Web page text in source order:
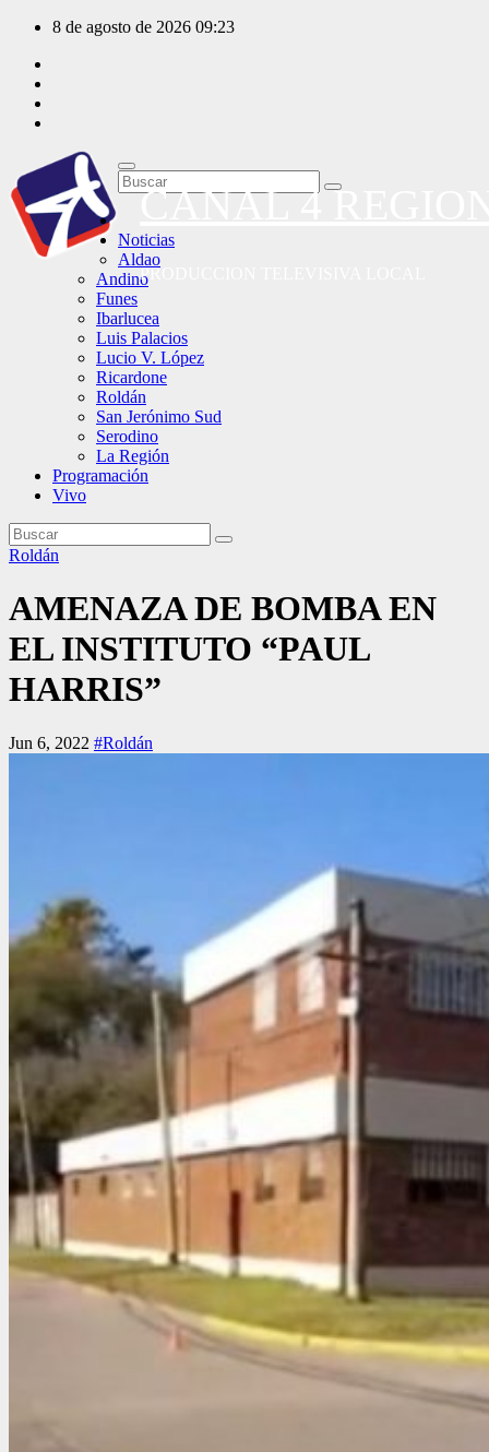
Saltar
contenido
8 de agosto de 2026 09:23
CANAL 4
PRODUCCION TELEVISIVA LOCAL
Noticias
Aldao
Andino
Funes
Ibarlucea
Luis Palacios
Lucio V. López
Ricardone
Roldán
San Jerónimo Sud
Serodino
La Región
Programación
Vivo
Roldán
AMENAZA DE BOMBA EN
EL INSTITUTO “PAUL
HARRIS”
Jun 6, 2022 #Roldán